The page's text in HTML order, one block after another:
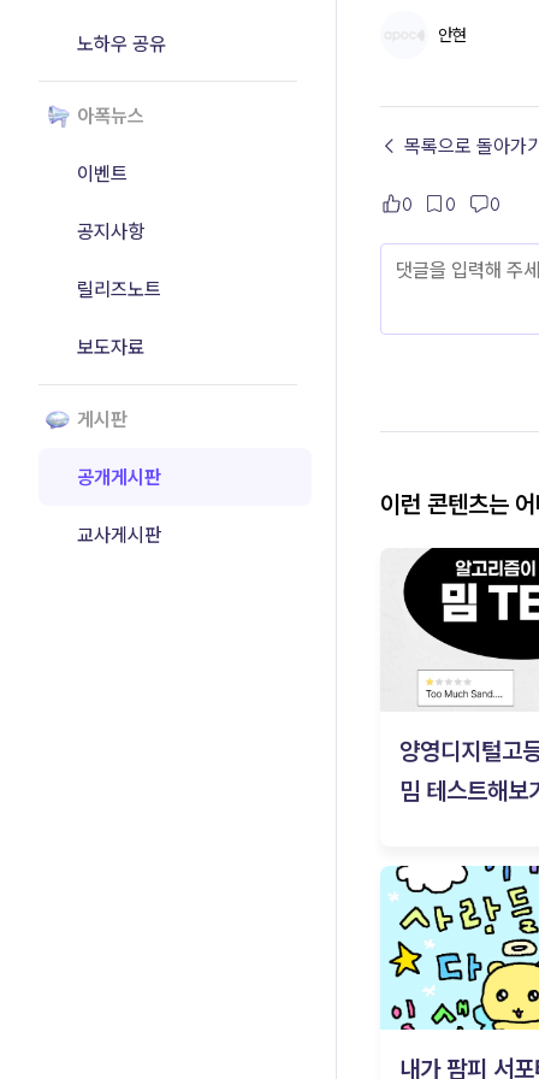
노하우 공유
아폭뉴스
이벤트
공지사항
릴리즈노트
보도자료
게시판
공개게시판
교사게시판
안현
← 목록으로 돌아가기
0 0 0
이런 콘텐츠는
양영디지털고
밈 테스트해보
내가 팜피 서